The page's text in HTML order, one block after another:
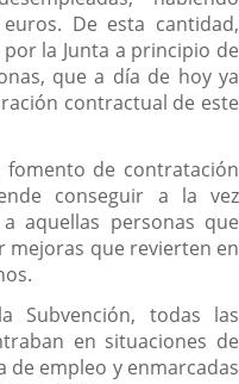
De esta cantidad,
la Junta a principio de
que a día de hoy ya
contractual de este
de contratación
conseguir a la vez
aquellas personas que
mejoras que revierten en
todas las
en situaciones de
de empleo y enmarcadas